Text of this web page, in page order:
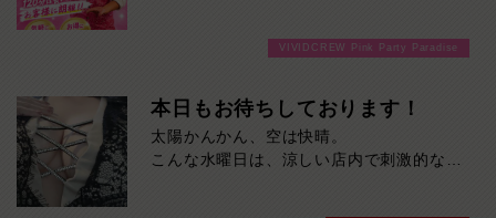
めるチャンス！たっぷり楽しみたい方は
分！その日の予定に合わせてお選びくださ
い！ご来店お待ちしております！
VIVIDCREW Pink Party Paradise
本日もお待ちしております！
太陽かんかん、空は快晴。
こんな水曜日は、涼しい店内で刺激的なひ